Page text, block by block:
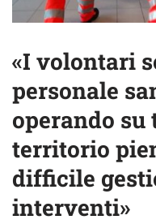
«I volontari
personale
operando
territorio
difficile
interventi»